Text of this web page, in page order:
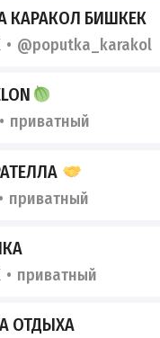
КАРАКОЛ БИШКЕК
@poputka_karakol
приватный
приватный
приватный
ОТДЫХА